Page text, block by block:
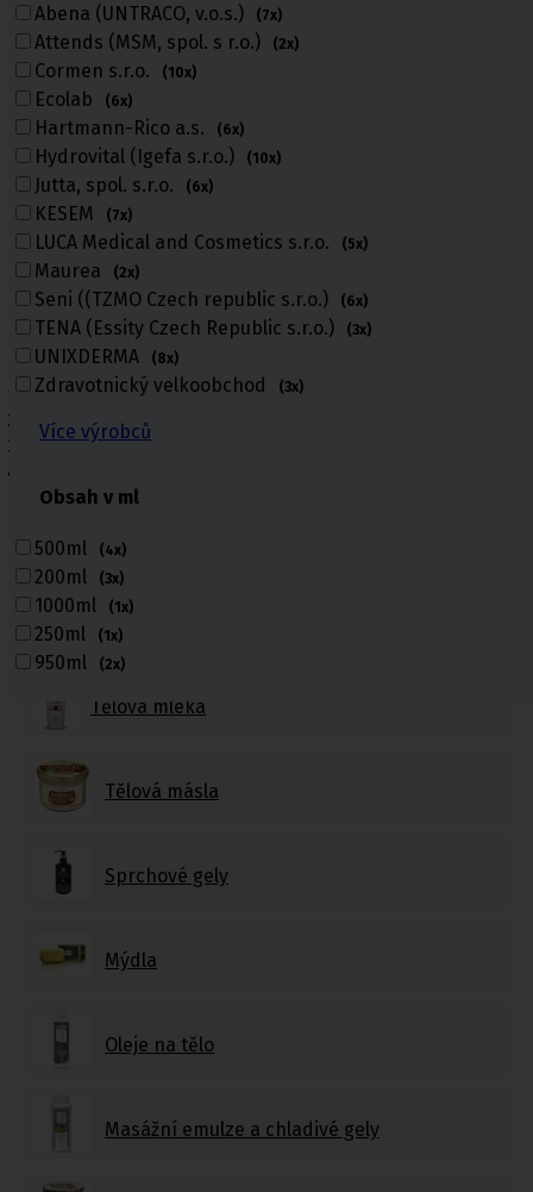
Abena (UNTRACO, v.o.s.) (7x)
Attends (MSM, spol. s r.o.) (2x)
Cormen s.r.o. (10x)
Ecolab (6x)
Hartmann-Rico a.s. (6x)
Hydrovital (Igefa s.r.o.) (10x)
Jutta, spol. s.r.o. (6x)
KESEM (7x)
LUCA Medical and Cosmetics s.r.o. (5x)
Maurea (2x)
Seni ((TZMO Czech republic s.r.o.) (6x)
TENA (Essity Czech Republic s.r.o.) (3x)
UNIXDERMA (8x)
Zdravotnický velkoobchod (3x)
Více výrobců
Obsah v ml
500ml (4x)
200ml (3x)
1000ml (1x)
250ml (1x)
950ml (2x)
Úvod
Kosmetika a hygiena, Dětské pleny
Kosmetické přípravky
Tělové krémy a masti
Tělová mléka
Tělová másla
Sprchové gely
Mýdla
Oleje na tělo
Masážní emulze a chladivé gely